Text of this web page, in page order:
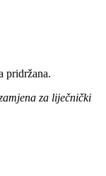
pridržana.
za liječnički